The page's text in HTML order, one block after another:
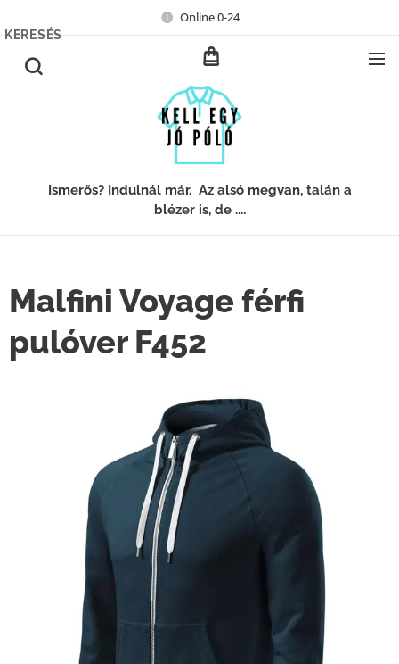
Online 0-24
Ismerős? Indulnál már. Az alsó megvan, talán a
blézer is, de ....
KERESÉS
Malfini Voyage férfi
pulóver F452